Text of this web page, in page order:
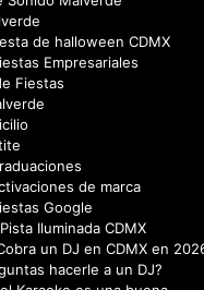
un DJ en CDMX en 2026
hacerle a un DJ?
Karaoke es una buena
sonido para mi evento?
tanta diferencia de precios
CDMX?
en el precio un DJ?
indispensables para un
éxitoso
para contratar DJ 2026
un DJ para Fiestas en
de DJ en CDMX